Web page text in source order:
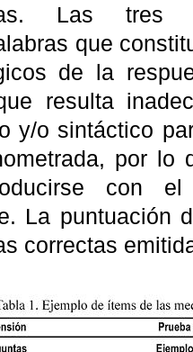
Las
que
de la
resulta
y/o sintáctico
por lo
con
La puntuación
correctas